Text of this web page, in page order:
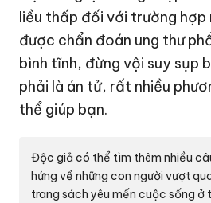
liều thấp đối với trường hợp
được chẩn đoán ung thư
bình tĩnh, đừng vội suy sụp
phải là án tử, rất nhiều
thể giúp bạn.
Độc giả có thể tìm thêm nhiều
hứng về những con người vượt
trang sách yêu mến cuộc sống ở